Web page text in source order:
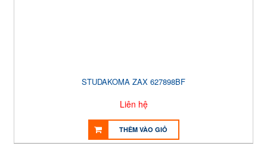
STUDAKOMA ZAX 627898BF
Liên hệ
THÊM VÀO GIỎ